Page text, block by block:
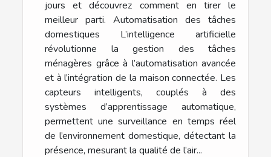
jours et découvrez comment en tirer le
meilleur parti. Automatisation des tâches
domestiques L’intelligence artificielle
révolutionne la gestion des tâches
ménagères grâce à l’automatisation avancée
et à l’intégration de la maison connectée. Les
capteurs intelligents, couplés à des
systèmes d’apprentissage automatique,
permettent une surveillance en temps réel
de l’environnement domestique, détectant la
présence, mesurant la qualité de l’air...